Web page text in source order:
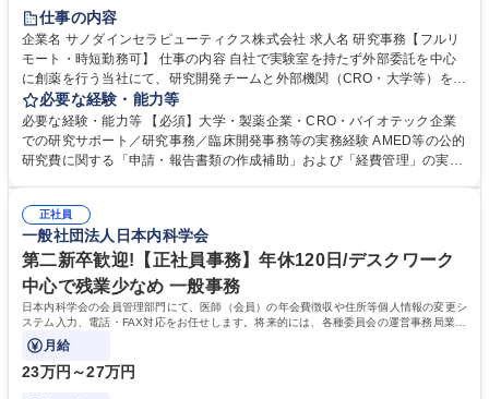
仕事の内容
企業名 サノダインセラピューティクス株式会社 求人名 研究事務【フルリ
モート・時短勤務可】 仕事の内容 自社で実験室を持たず外部委託を中心
に創薬を行う当社にて、研究開発チームと外部機関（CRO・大学等）をつ
なぐハブとして、契約・発注・予算管理などの研究事務全般をお任せしま
す。 ■見積取得、発注、検収、請求処理等の事務手続き ■委託先との定例
会議の調整・アジェンダ準備・議事録作成 ■研究報告書、試験関連資料、
SOP等の整備・版管理・保管 ■研究開発の進捗・タイムライン・予算執行
集職種 研究事務【フルリモート・時短勤務可】
必要な経験・能力等
必要な経験・能力等 【必須】大学・製薬企業・CRO・バイオテック企業
での研究サポート／研究事務／臨床開発事務等の実務経験 AMED等の公的
研究費に関する「申請・報告書類の作成補助」および「経費管理」の実務
き方について】フルリモートやハイブリッド勤務、時短勤務など個々のラ
イフスタイルに応じた柔軟な働き方が可能です。育児や介護との両立も応
援します。 学歴・資格 学歴：大学院 大学 語学力： 資格：
正社員
一般社団法人日本内科学会
第二新卒歓迎!【正社員事務】年休120日/デスクワーク
中心で残業少なめ 一般事務
日本内科学会の会員管理部門にて、医師（会員）の年会費徴収や住所等個人情報の変更シ
ステム入力、電話・FAX対応をお任せします。将来的には、各種委員会の運営事務局業務
などにも幅広く携わっていただきます。
月給
23万円～27万円